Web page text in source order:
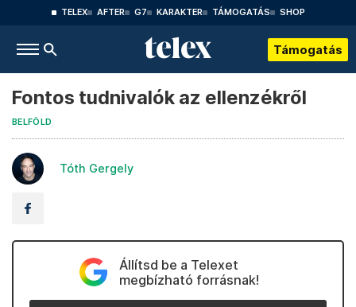
TELEX AFTER G7 KARAKTER TÁMOGATÁS SHOP
Támogatás
Fontos tudnivalók az ellenzékről
BELFÖLD
Tóth Gergely
Állítsd be a Telexet
megbízható forrásnak!